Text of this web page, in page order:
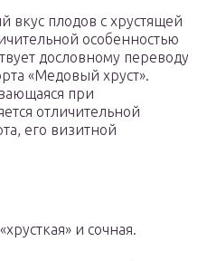
вкус плодов с хрустящей
особенностью
дословному переводу
«Медовый хруст».
при
отличительной
его визитной
и сочная.